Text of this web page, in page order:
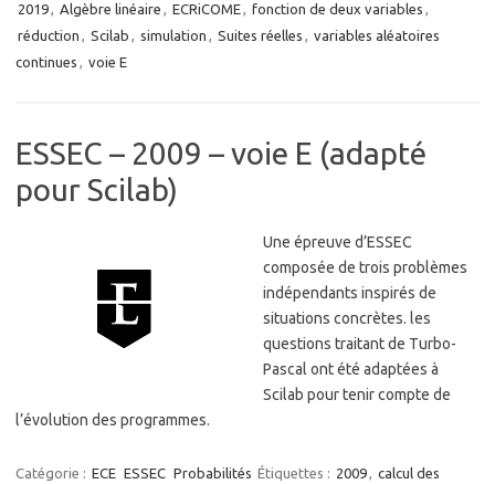
2019, Algèbre linéaire , ECRiCOME, fonction de deux variables ,
réduction , Scilab , simulation , Suites réelles , variables aléatoires
continues , voie E
ESSEC – 2009 – voie E (adapté
pour Scilab)
Une épreuve d’ESSEC
composée de trois problèmes
indépendants inspirés de
situations concrètes. les
questions traitant de Turbo-
Pascal ont été adaptées à
Scilab pour tenir compte de
l’évolution des programmes.
Catégorie : ECE ESSEC Probabilités Étiquettes : 2009, calcul des